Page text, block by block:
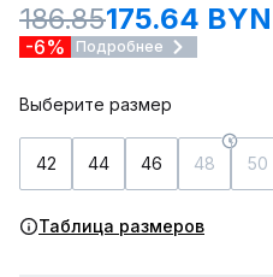
186.85175.64 BYN
-6% Подробнее
Выберите размер
42 44 46 48 50
Таблица размеров